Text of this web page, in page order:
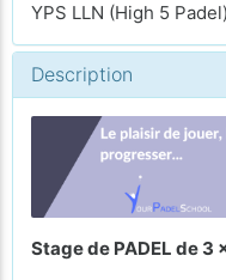
YPS LLN (High 5 Padel)
Description
Stage de PADEL de 3